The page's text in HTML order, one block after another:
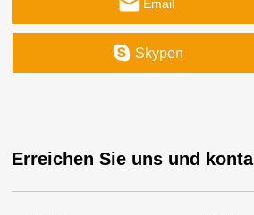
Email
Skypen
Erreichen Sie uns und